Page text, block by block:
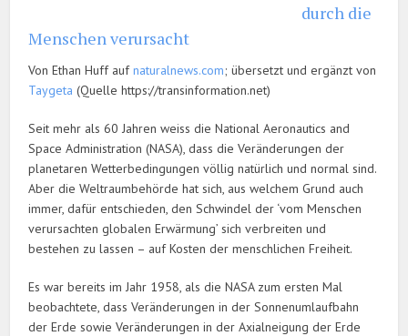
durch die
Menschen verursacht
Von Ethan Huff aufnaturalnews.com; übersetzt und ergänzt von
Taygeta (Quelle https://transinformation.net)
Seit mehr als 60 Jahren weiss die National Aeronautics and
Space Administration (NASA), dass die Veränderungen der
planetaren Wetterbedingungen völlig natürlich und normal sind.
Aber die Weltraumbehörde hat sich, aus welchem Grund auch
immer, dafür entschieden, den Schwindel der ‘vom Menschen
verursachten globalen Erwärmung’ sich verbreiten und
bestehen zu lassen – auf Kosten der menschlichen Freiheit.
Es war bereits im Jahr 1958, als die NASA zum ersten Mal
beobachtete, dass Veränderungen in der Sonnenumlaufbahn
der Erde sowie Veränderungen in der Axialneigung der Erde